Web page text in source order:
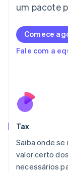
um pacote
Comece
Fale com a
Tax
Saiba onde
valor certo
necessários
Letônia
Deutsch
Lituânia
English
English
Malta
Noruega
English
Nova